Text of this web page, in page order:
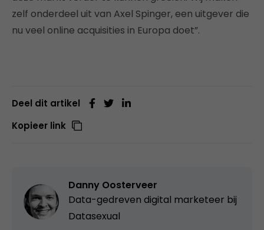
zelf onderdeel uit van Axel Spinger, een uitgever die
nu veel online acquisities in Europa doet”.
Deel dit artikel
Kopieer link
Danny Oosterveer
Data-gedreven digital marketeer bij
Datasexual